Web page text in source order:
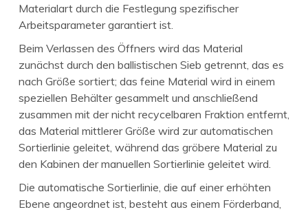
Materialart durch die Festlegung spezifischer
Arbeitsparameter garantiert ist.
Beim Verlassen des Öffners wird das Material
zunächst durch den ballistischen Sieb getrennt, das es
nach Größe sortiert; das feine Material wird in einem
speziellen Behälter gesammelt und anschließend
zusammen mit der nicht recycelbaren Fraktion entfernt,
das Material mittlerer Größe wird zur automatischen
Sortierlinie geleitet, während das gröbere Material zu
den Kabinen der manuellen Sortierlinie geleitet wird.
Die automatische Sortierlinie, die auf einer erhöhten
Ebene angeordnet ist, besteht aus einem Förderband,